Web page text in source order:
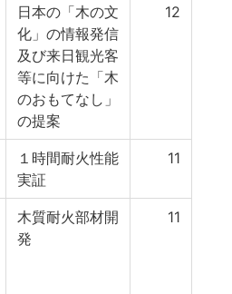
日本の「木の文
化」の情報発信
及び来日観光客
等に向けた「木
のおもてなし」
の提案
12
１時間耐火性能
実証
11
木質耐火部材開
発
11